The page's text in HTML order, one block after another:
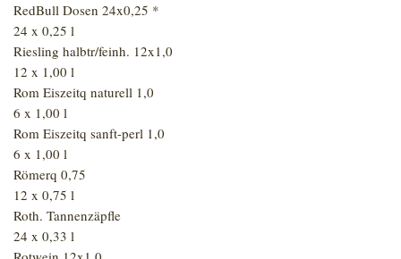
RedBull Dosen 24x0,25 *
24 x 0,25 l
Riesling halbtr/feinh. 12x1,0
12 x 1,00 l
Rom Eiszeitq naturell 1,0
6 x 1,00 l
Rom Eiszeitq sanft-perl 1,0
6 x 1,00 l
Römerq 0,75
12 x 0,75 l
Roth. Tannenzäpfle
24 x 0,33 l